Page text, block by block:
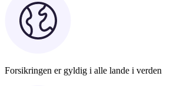
Forsikringen er gyldig i alle lande i verden